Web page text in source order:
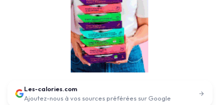
Les-calories.com
Ajoutez-nous à vos sources préférées sur Google